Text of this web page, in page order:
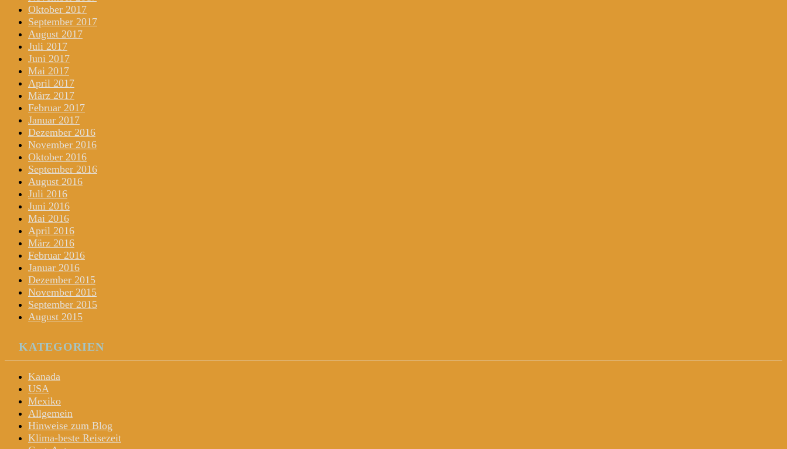
Oktober 2017
September 2017
August 2017
Juli 2017
Juni 2017
Mai 2017
April 2017
März 2017
Februar 2017
Januar 2017
Dezember 2016
November 2016
Oktober 2016
September 2016
August 2016
Juli 2016
Juni 2016
Mai 2016
April 2016
März 2016
Februar 2016
Januar 2016
Dezember 2015
November 2015
September 2015
August 2015
KATEGORIEN
Kanada
USA
Mexiko
Allgemein
Hinweise zum Blog
Klima-beste Reisezeit